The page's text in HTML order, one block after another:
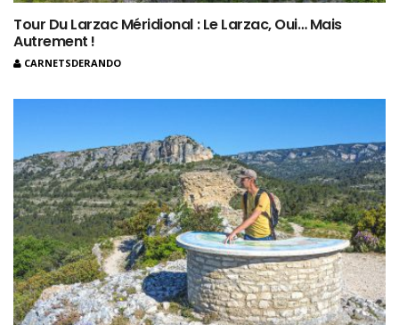
Tour Du Larzac Méridional : Le Larzac, Oui… Mais
Autrement !
CARNETSDERANDO